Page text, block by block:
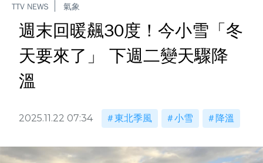
TTV NEWS 氣象
週末回暖飆30度！今小雪「冬
天要來了」 下週二變天驟降
溫
2025.11.22 07:34 東北季風 小雪 降溫